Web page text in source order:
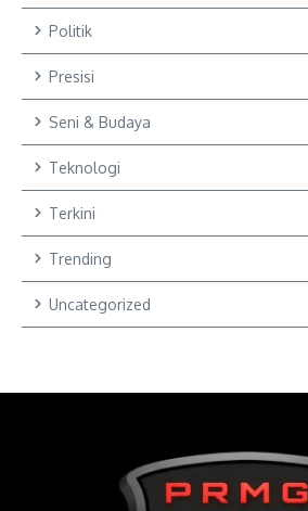
Politik
Presisi
Seni & Budaya
Teknologi
Terkini
Trending
Uncategorized